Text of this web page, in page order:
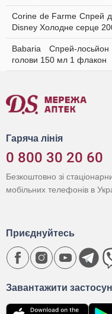
Corine de Farme Спрей
Disney Холодне серце
Babaria Спрей-
голови 150 мл 1 флакон
Гаряча лінія
0 800 30 20 60
Безкоштовно зі
мобільних телефонів в
Завантажити
Приєднуйтесь